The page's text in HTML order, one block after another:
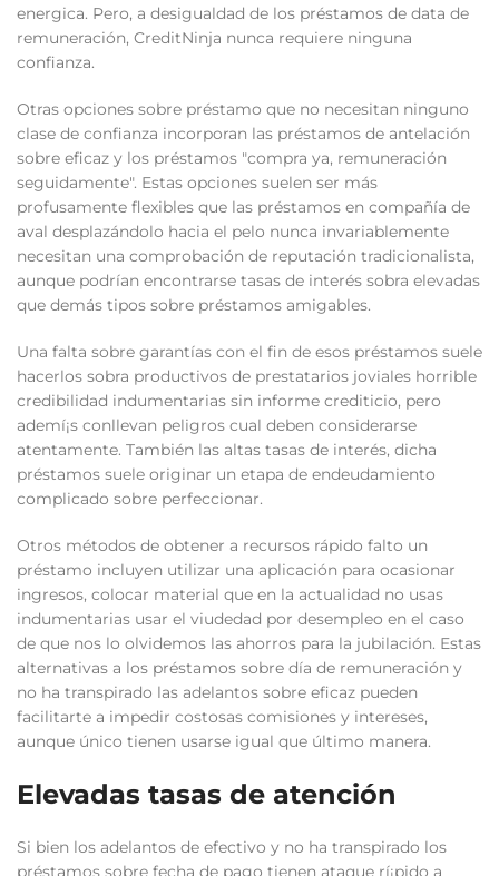
energica. Pero, a desigualdad de los préstamos de data de
remuneración, CreditNinja nunca requiere ninguna
confianza.
Otras opciones sobre préstamo que no necesitan ninguno
clase de confianza incorporan las préstamos de antelación
sobre eficaz y los préstamos "compra ya, remuneración
seguidamente". Estas opciones suelen ser más
profusamente flexibles que las préstamos en compañía de
aval desplazándolo hacia el pelo nunca invariablemente
necesitan una comprobación de reputación tradicionalista,
aunque podrían encontrarse tasas de interés sobra elevadas
que demás tipos sobre préstamos amigables.
Una falta sobre garantías con el fin de esos préstamos suele
hacerlos sobra productivos de prestatarios joviales horrible
credibilidad indumentarias sin informe crediticio, pero
ademí¡s conllevan peligros cual deben considerarse
atentamente. También las altas tasas de interés, dicha
préstamos suele originar un etapa de endeudamiento
complicado sobre perfeccionar.
Otros métodos de obtener a recursos rápido falto un
préstamo incluyen utilizar una aplicación para ocasionar
ingresos, colocar material que en la actualidad no usas
indumentarias usar el viudedad por desempleo en el caso
de que nos lo olvidemos las ahorros para la jubilación. Estas
alternativas a los préstamos sobre día de remuneración y
no ha transpirado las adelantos sobre eficaz pueden
facilitarte a impedir costosas comisiones y intereses,
aunque único tienen usarse igual que último manera.
Elevadas tasas de atención
Si bien los adelantos de efectivo y no ha transpirado los
préstamos sobre fecha de pago tienen ataque rí¡pido a